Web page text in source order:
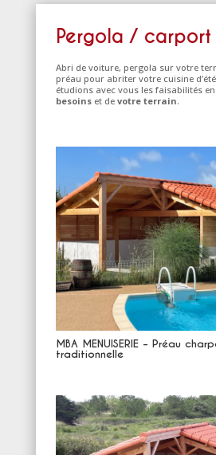
Pergola /
Abri de voiture, pergola sur votre
préau pour abriter votre cuisine
étudions avec vous les faisabilités
besoinset de votre terrain.
MBA MENUISERIE – Préau
traditionnelle